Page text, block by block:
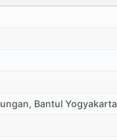
Bantul Yogyakarta